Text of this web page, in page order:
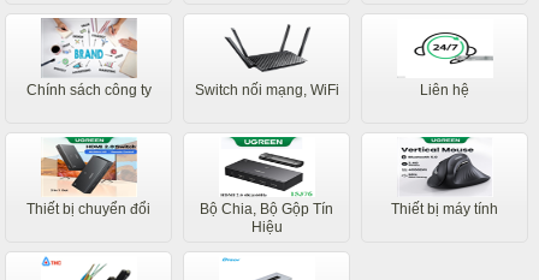
Chính sách công ty Switch nối mạng, WiFi Liên hệ
Thiết bị chuyển đổi
Bộ Chia, Bộ Gộp Tín
Hiệu
Thiết bị máy tính